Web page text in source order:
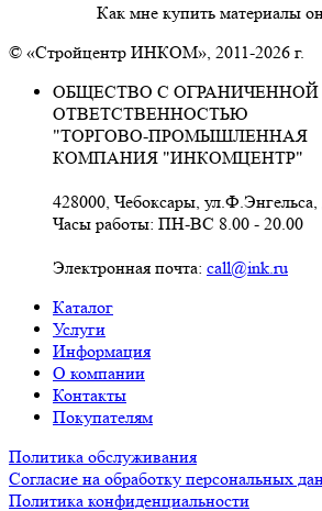
Как мне купить материалы
© «Стройцентр ИНКОМ», 2011-2026 г.
ОБЩЕСТВО С ОГРАНИЧЕННОЙ
ОТВЕТСТВЕННОСТЬЮ
"ТОРГОВО-ПРОМЫШЛЕННАЯ
КОМПАНИЯ "ИНКОМЦЕНТР"
428000, Чебоксары, ул.Ф.Энгельса,
Часы работы: ПН-ВС 8.00 - 20.00
Электронная почта: call@ink.ru
Каталог
Услуги
Информация
О компании
Контакты
Покупателям
Политика обслуживания
Согласие на обработку персональных
Политика конфиденциальности